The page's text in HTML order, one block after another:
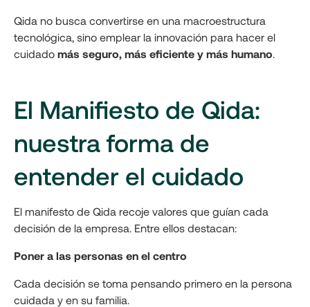
Qida no busca convertirse en una macroestructura
tecnológica, sino emplear la innovación para hacer el
cuidado más seguro, más eficiente y más humano
El Manifiesto de Qida:
nuestra forma de
entender el cuidado
El manifesto de Qida recoje valores que guían cada
decisión de la empresa. Entre ellos destacan:
Poner a las personas en el centro
Cada decisión se toma pensando primero en la persona
cuidada y en su familia.